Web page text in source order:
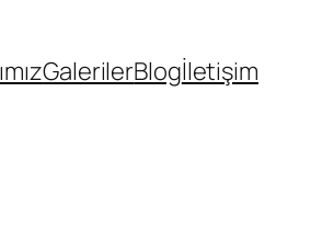
GalerilerBlogİletişim